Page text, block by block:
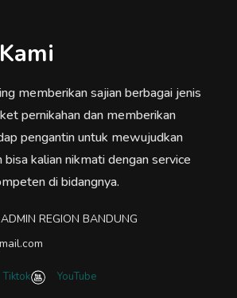
memberikan sajian berbagai jenis
pernikahan dan memberikan
pengantin untuk mewujudkan
bisa kalian nikmati dengan service
di bidangnya.
REGION BANDUNG
Tiktok YouTube